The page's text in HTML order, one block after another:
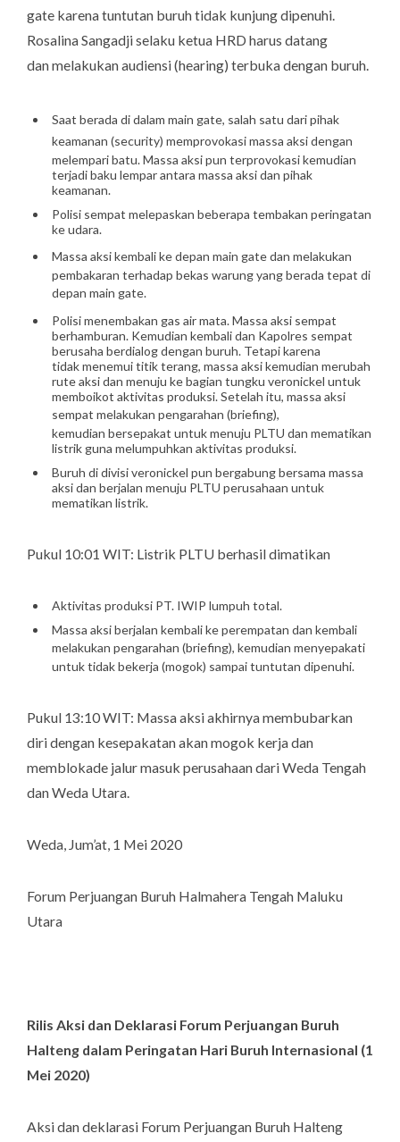
gate karena tuntutan buruh tidak kunjung dipenuhi.
Rosalina Sangadji selaku ketua HRD harus datang
dan melakukan audiensi (hearing) terbuka dengan buruh.
Saat berada di dalam main gate, salah satu dari pihak
keamanan (security) memprovokasi massa aksi dengan
melempari batu. Massa aksi pun terprovokasi kemudian
terjadi baku lempar antara massa aksi dan pihak
keamanan.
Polisi sempat melepaskan beberapa tembakan peringatan
ke udara.
Massa aksi kembali ke depan main gatedan melakukan
pembakaran terhadap bekas warung yang berada tepat di
depan main gate.
Polisi menembakan gas air mata. Massa aksi sempat
berhamburan. Kemudian kembali dan Kapolres sempat
berusaha berdialog dengan buruh. Tetapi karena
tidak menemui titik terang, massa aksi kemudian merubah
rute aksi dan menuju ke bagian tungku veronickel untuk
memboikot aktivitas produksi. Setelah itu, massa aksi
sempat melakukan pengarahan (briefing),
kemudian bersepakat untuk menuju PLTU dan mematikan
listrik guna melumpuhkan aktivitas produksi.
Buruh di divisi veronickel pun bergabung bersama massa
aksi dan berjalan menuju PLTU perusahaan untuk
mematikan listrik.
Pukul 10:01 WIT: Listrik PLTU berhasil dimatikan
Aktivitas produksi PT. IWIP lumpuh total.
Massa aksi berjalan kembali ke perempatan dan kembali
melakukan pengarahan (briefing), kemudian menyepakati
untuk tidak bekerja (mogok) sampai tuntutan dipenuhi.
Pukul 13:10 WIT: Massa aksi akhirnya membubarkan
diri dengan kesepakatan akan mogok kerja dan
memblokade jalur masuk perusahaan dari Weda Tengah
dan Weda Utara.
Weda, Jum’at, 1 Mei 2020
Forum Perjuangan Buruh Halmahera Tengah Maluku
Utara
Rilis Aksi dan Deklarasi Forum Perjuangan Buruh
Halteng dalam Peringatan Hari Buruh Internasional (1
Mei 2020)
Aksi dan deklarasi Forum Perjuangan Buruh Halteng